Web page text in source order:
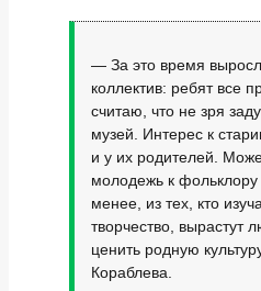
— За это время
коллектив: ребят все
считаю, что не зря
музей. Интерес к
и у их родителей.
молодежь к
менее, из тех, кто
творчество, вырастут
ценить родную
Кораблева.